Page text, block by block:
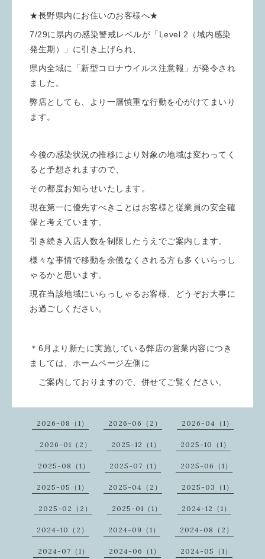
★長野県内にお住いのお客様へ★
7/29に県内の感染警戒レベルが「Level 2（域内感染
発生期）」に引き上げられ、
県内全域に「新型コロナウイルス注意報」が発令され
ました。
弊店としても、より一層慎重な行動を心がけてまいり
ます。
今後の感染状況の推移により対象の地域は変わってく
ると予想されますので、
その都度お知らせいたします。
現在第一に優先すべきことはお客様と従業員の安全確
保と考えています。
引き続き入店人数を制限したうえでご案内します。
様々な事情で移動を余儀なくされる方も多くいらっし
ゃるかと思います。
現在当該地域にいらっしゃるお客様、どうぞお大事に
お過ごしください。
＊6月より新たに実施している弊店の営業内容につき
ましては、ホームページ左側に
ご案内しておりますので、併せてご覧ください。
2026-08（1） 2026-06（2） 2026-04（1）
2026-01（2） 2025-12（1） 2025-10（1）
2025-08（1） 2025-07（1） 2025-06（1）
2025-05（1） 2025-04（2） 2025-03（1）
2025-02（2） 2025-01（1） 2024-12（1）
2024-10（2） 2024-09（1） 2024-08（2）
2024-07（1） 2024-06（1） 2024-05（1）